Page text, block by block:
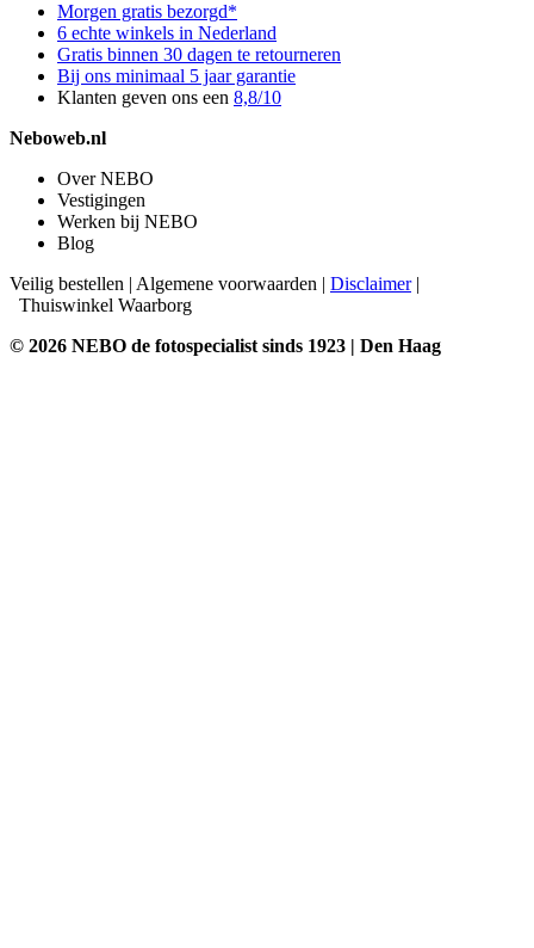
Morgen gratis bezorgd*
6 echte winkels in Nederland
Gratis binnen 30 dagen te retourneren
Bij ons minimaal 5 jaar garantie
Klanten geven ons een 8,8/10
Neboweb.nl
Over NEBO
Vestigingen
Werken bij NEBO
Blog
Veilig bestellen | Algemene voorwaarden | Disclaimer|
Thuiswinkel Waarborg
© 2026 NEBO de fotospecialist sinds 1923 | Den Haag